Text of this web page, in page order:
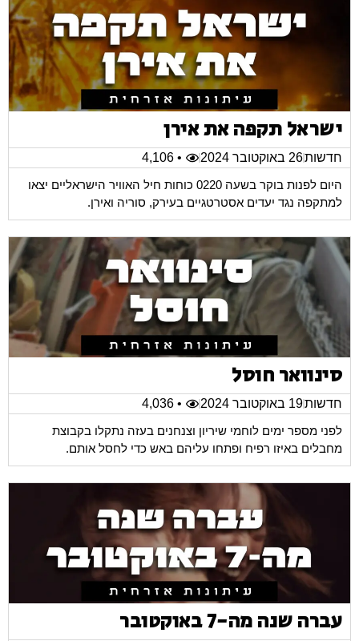
ישראל תקפה את אירן
חדשות26 באוקטובר 2024
• 4,106
היום לפנות בוקר בשעה 0220 כוחות חיל האוויר הישראליים יצאו
למתקפה נגד יעדים אסטרטגיים בעירק, סוריה ואירן.
סינוואר חוסל
חדשות19 באוקטובר 2024
• 4,036
לפני מספר ימים לוחמי שיריון וצנחנים בעזה נתקלו בקבוצת
מחבלים באיזו רפיח ופתחו עליהם באש כדי לחסל אותם.
עברה שנה מה-7 באוקטובר